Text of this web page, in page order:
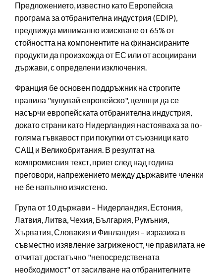
Предложението, известно като Европейска
програма за отбранителна индустрия (EDIP),
предвижда минимално изискване от 65% от
стойността на компонентите на финансираните
продукти да произхожда от ЕС или от асоциирани
държави, с определени изключения.
Франция бе основен поддръжник на строгите
правила "купувай европейско", целящи да се
насърчи европейската отбранителна индустрия,
докато страни като Нидерландия настояваха за по-
голяма гъвкавост при покупки от съюзници като
САЩ и Великобритания. В резултат на
компромисния текст, приет след над година
преговори, напрежението между държавите членки
не бе напълно изчистено.
Група от 10 държави – Нидерландия, Естония,
Латвия, Литва, Чехия, България, Румъния,
Хърватия, Словакия и Финландия – изразиха в
съвместно изявление загриженост, че правилата не
отчитат достатъчно "непосредствената
необходимост" от засилване на отбранителните